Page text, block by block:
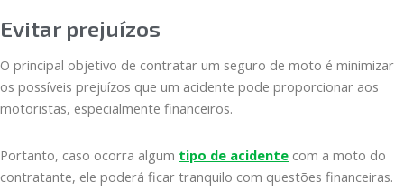
Evitar prejuízos
O principal objetivo de contratar um seguro de moto é minimizar
os possíveis prejuízos que um acidente pode proporcionar aos
motoristas, especialmente financeiros.
Portanto, caso ocorra algum tipo de acidente com a moto do
contratante, ele poderá ficar tranquilo com questões financeiras.